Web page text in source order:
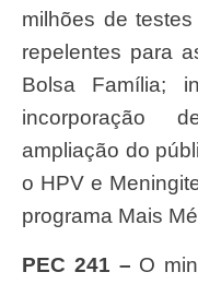
milhões de
repelentes para
Bolsa Família;
incorporação
ampliação do
o HPV e
programa Mais
PEC 241 – O